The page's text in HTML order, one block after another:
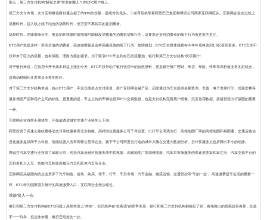
那么，第三方支付机构“醉翁之意”究竟在哪儿？在ETC用户身上。
第三方支付市场，支付宝和微信财付通占据了约90%的份额，是绝对的龙头。二者背后依靠着阿里巴巴集团和腾讯公司两家互联网巨头。互联网企业走过线上
流量时代，迈入线上线下结合的场景时代，但万变不离其宗的是消费者。
场景时代，意味着细分的、垂直的环境随时随地都可能触发消费者的消费欲望和行为，这要求企业对消费者的线下行为有更多的关注。
ETC用户就是这样一群高价值的消费者，高速缴费就是这样高频具体的线下行为。按照规划，ETC车主群体规模在今年年底将达到1.8亿甚至更多。ETC车主不
仅带来了巨大的流量，也有保险、理财方面的需求。为了吸引ETC车主到自己的流量池，银行和第三方支付机构“绞尽脑汁”。
对于银行来说 ，在信用卡开卡成本日益上涨的今天， ETC不仅带动了银行信用卡的自然增长，更是银行推广理财、车贷、车险、停车等高价值业务的好机会，
是撬动精细化开发周边业务的杠杆。
对于第三方支付机构来说 ，抢占ETC用户，不仅仅能抢占支付渠道，推广互联网金融产品，还能通过为车主提供余额查询、充值、电子发票打印、优惠套餐等
服务增强产品和用户之间的粘性。 更重要的是，车主上传的车辆信息和ETC交易数据，也是支付机构完善用户画像、沉淀信用数据、搭建智慧出行版图的重要
一环。
互联网企业自然不愿错失，开始渗透进城市交通产业链的上下游。
阿里投资了高速公路收费移动支付系统服务商北京特微、高精准位置服务公司千寻位置、出行平台滴滴出行、高精地图厂商的高德地图和易图通、交通运输信
息化服务提供商千方科技、智能机器人洗车商驿公里等企业。旗下子公司阿里云打造的城市大脑在交通大数据分析、云计算服务上也折腾出不小的动静。
腾讯在汽车交通行业投资了55家公司，包括汽车金融科技服务商中联惠捷、高精地图厂商四维图新、汽车后市场服务的商途虎养车和车生活、汽车交易平台的
车好多和人人车、智能汽车制造商威马汽车和蔚来汽车等企业。
互联网巨头版图内的企业贯穿了汽车制造、前装、购买、停车、行车、车后市场、汽车金融、物流运输、交通管控等“车的一生”。高速缴费是车生活的重要一
环，ETC作为国家强力推行的高速缴费入口，互联网企业无法错过。
谁能快人一步
银行和第三方支付机构在ETC问题上虽然本质上“共生”，但仍然存在“抢客源”的竞争关系。银行和第三方支付机构都铆足了劲，各地推出的优惠政策各异，此处
不一一列举， 但总体来看，银行已经抢先一步。